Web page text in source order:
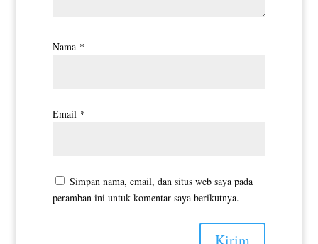
Nama *
Email *
Simpan nama, email, dan situs web saya pada
peramban ini untuk komentar saya berikutnya.